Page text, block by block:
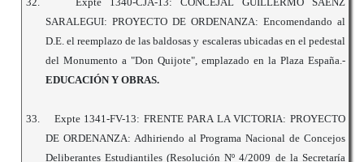
SARALEGUI: PROYECTO DE ORDENANZA: Encomendando al
D.E. el reemplazo de las baldosas y escaleras ubicadas en el pedestal
del Monumento a "Don Quijote", emplazado en la Plaza España.-
EDUCACIÓN Y OBRAS.
33.
Expte 1341-FV-13: FRENTE PARA LA VICTORIA: PROYECTO
DE ORDENANZA: Adhiriendo al Programa Nacional de Concejos
Deliberantes Estudiantiles (Resolución Nº 4/2009 de la Secretaría